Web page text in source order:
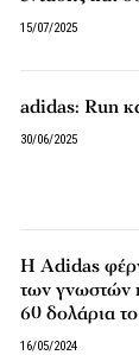
15/07/2025
adidas: Run
30/06/2025
Η Adidas
των γνωστών
60 δολάρια
16/05/2024